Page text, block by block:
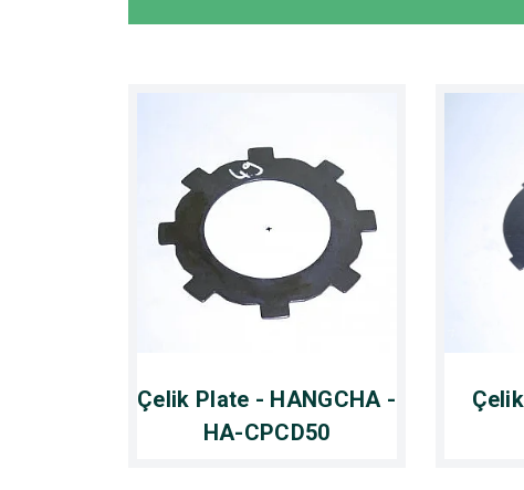
Çelik Plate - HANGCHA -
HA-CPCD50